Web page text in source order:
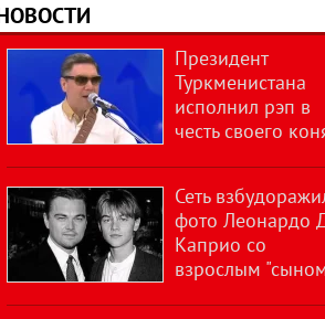
Президент
Туркменистана
исполнил рэп в
честь своего
Сеть
фото Леонардо
Каприо со
взрослым